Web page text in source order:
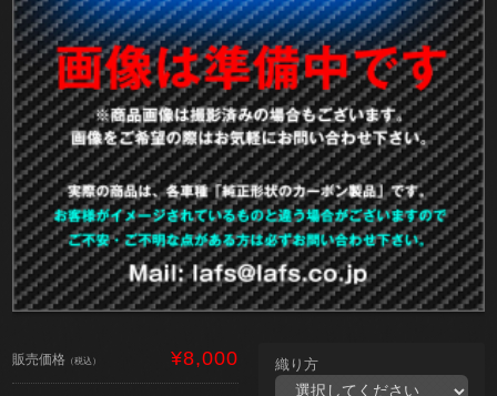
販売価格 （税込） ¥8,000 織り方